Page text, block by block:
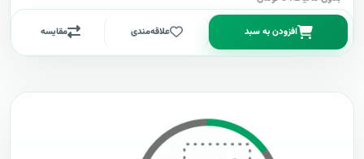
افزودن به سبد علاقه‌مندی مقایسه